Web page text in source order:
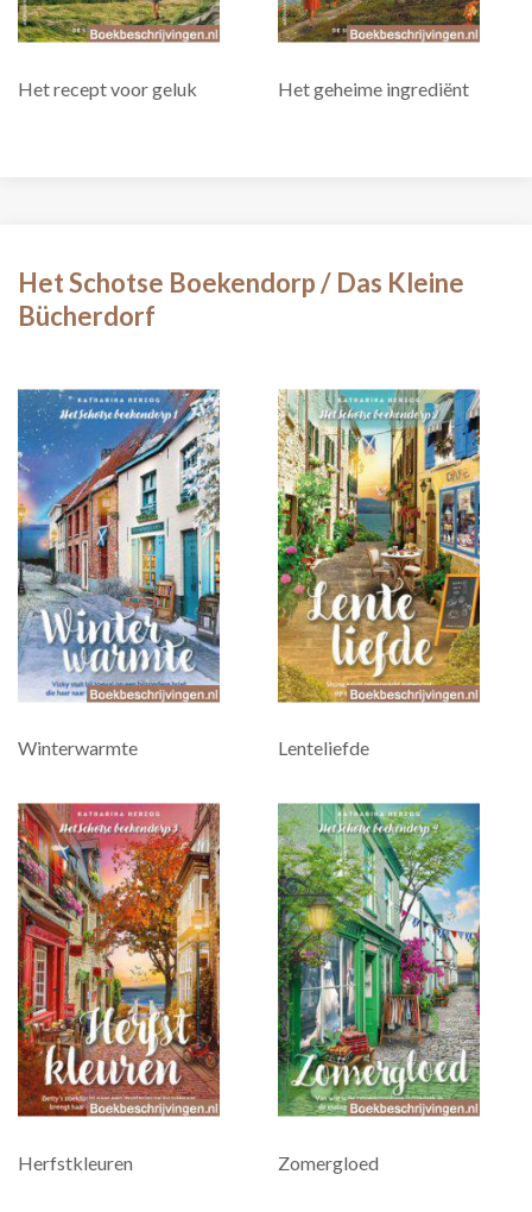
Het recept voor geluk Het geheime ingrediënt
Het Schotse Boekendorp / Das Kleine
Bücherdorf
Winterwarmte Lenteliefde
Herfstkleuren Zomergloed